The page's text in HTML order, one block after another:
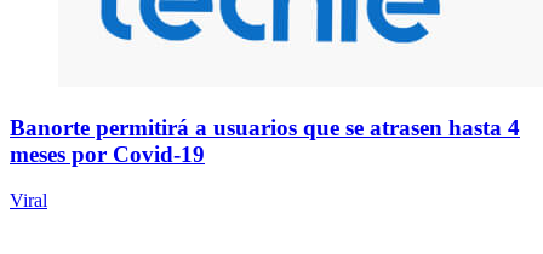
Banorte permitirá a usuarios que se atrasen hasta 4
meses por Covid-19
Viral